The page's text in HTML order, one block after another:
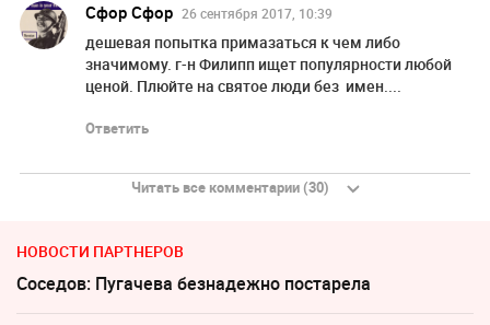
Сфор Сфор 26 сентября 2017, 10:39
дешевая попытка примазаться к чем либо
значимому. г-н Филипп ищет популярности любой
ценой. Плюйте на святое люди без имен....
Ответить
Читать все комментарии (30)
НОВОСТИ ПАРТНЕРОВ
Соседов: Пугачева безнадежно постарела